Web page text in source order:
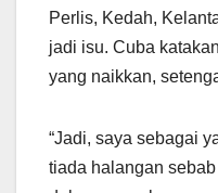
Perlis, Kedah,
jadi isu. Cuba
yang naikkan,
“Jadi, saya sebagai
tiada halangan